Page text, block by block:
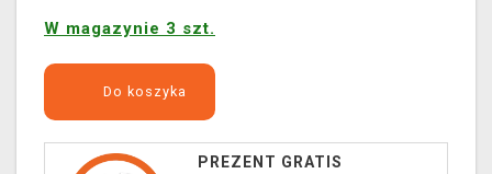
W magazynie 3 szt.
Do koszyka
PREZENT GRATIS